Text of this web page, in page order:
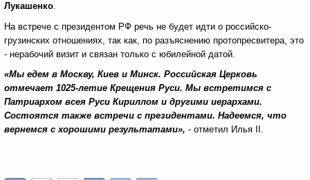
Лукашенко.
На встрече с президентом РФ речь не будет идти о российско-
грузинских отношениях, так как, по разъяснению протопресвитера, это
- нерабочий визит и связан только с юбилейной датой.
«Мы едем в Москву, Киев и Минск. Российская Церковь
отмечает 1025-летие Крещения Руси. Мы встретимся с
Патриархом всея Руси Кириллом и другими иерархами.
Состоятся также встречи с президентами. Надеемся, что
вернемся с хорошими результатами», - отметил Илья II.